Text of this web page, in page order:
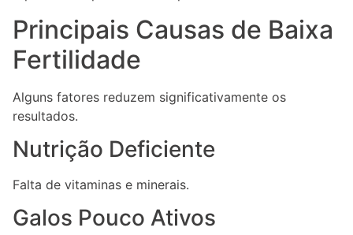
Principais Causas de Baixa
Fertilidade
Alguns fatores reduzem significativamente os
resultados.
Nutrição Deficiente
Falta de vitaminas e minerais.
Galos Pouco Ativos